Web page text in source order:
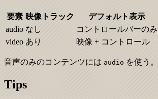
要素 映像トラック デフォルト表示
audio なし コントロールバーのみ
video あり 映像 + コントロール
音声のみのコンテンツには audio を使う。
Tips